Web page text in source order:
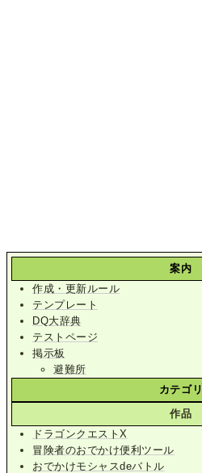
案内
作成・更新ルール
テンプレート
DQ大辞典
テストページ
掲示板
避難所
カテゴリ
作品
ドラゴンクエストX
冒険者のおでかけ便利ツール
おでかけモシャスdeバトル